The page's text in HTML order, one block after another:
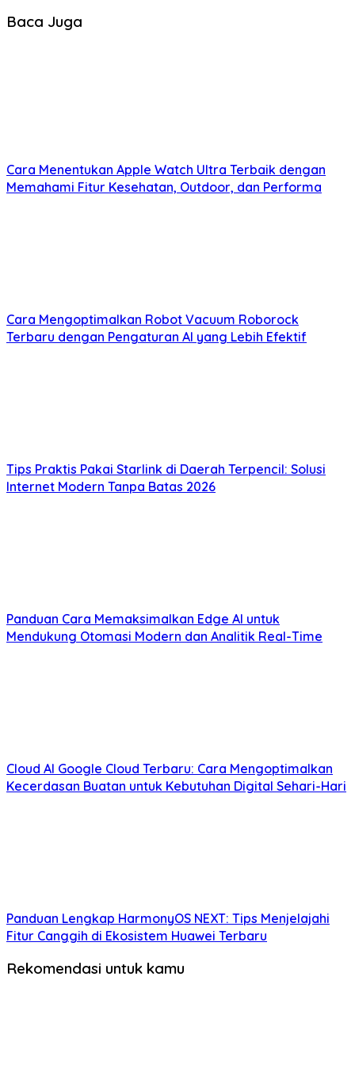
Baca Juga
Cara Menentukan Apple Watch Ultra Terbaik dengan
Memahami Fitur Kesehatan, Outdoor, dan Performa
Cara Mengoptimalkan Robot Vacuum Roborock
Terbaru dengan Pengaturan AI yang Lebih Efektif
Tips Praktis Pakai Starlink di Daerah Terpencil: Solusi
Internet Modern Tanpa Batas 2026
Panduan Cara Memaksimalkan Edge AI untuk
Mendukung Otomasi Modern dan Analitik Real-Time
Cloud AI Google Cloud Terbaru: Cara Mengoptimalkan
Kecerdasan Buatan untuk Kebutuhan Digital Sehari-Hari
Panduan Lengkap HarmonyOS NEXT: Tips Menjelajahi
Fitur Canggih di Ekosistem Huawei Terbaru
Rekomendasi untuk kamu